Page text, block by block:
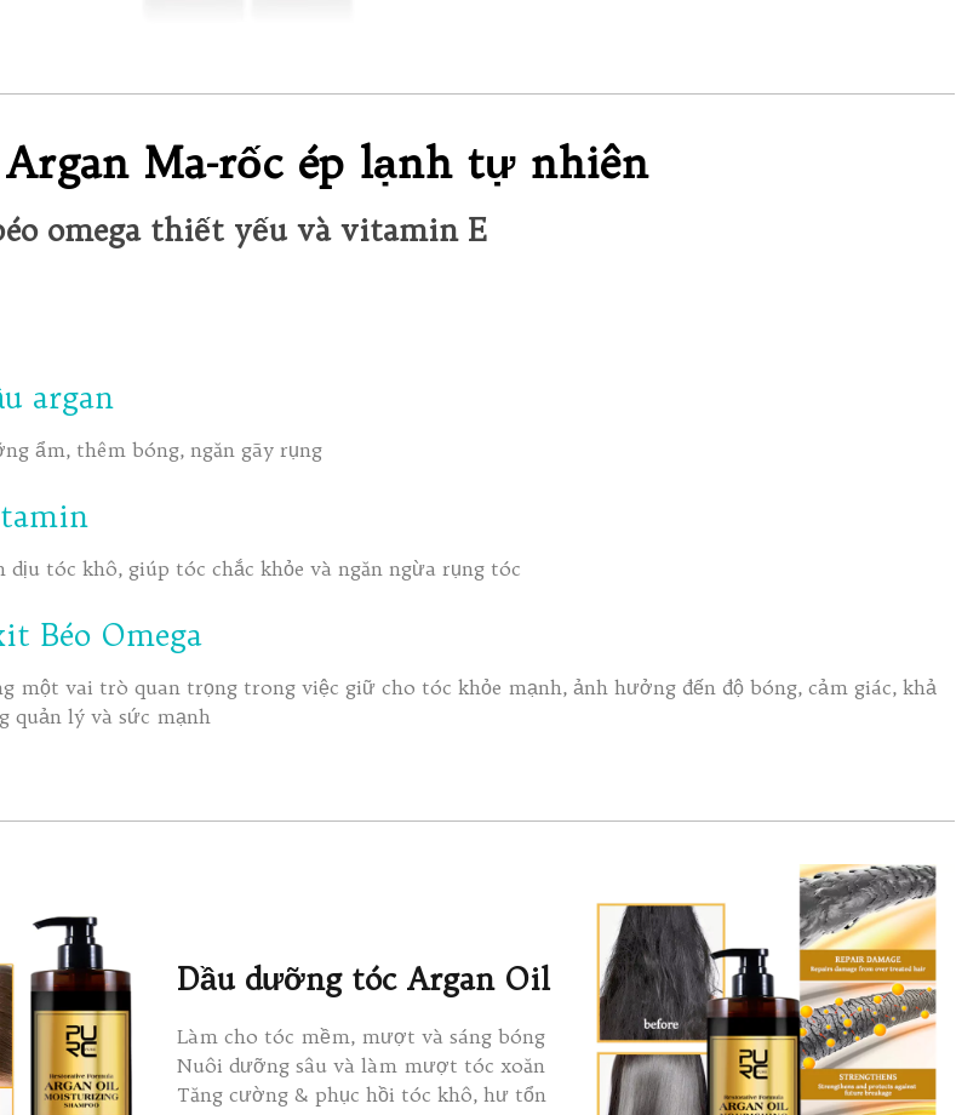
Ma-rốc ép lạnh tự nhiên
omega thiết yếu và vitamin E
argan
ẩm, thêm bóng, ngăn gãy rụng
dịu tóc khô, giúp tóc chắc khỏe và ngăn ngừa rụng tóc
Béo Omega
một vai trò quan trọng trong việc giữ cho tóc khỏe mạnh, ảnh hưởng đến độ bóng, cảm giác, khả
quản lý và sức mạnh
Dầu dưỡng tóc Argan Oil
Làm cho tóc mềm, mượt và sáng bóng
Nuôi dưỡng sâu và làm mượt tóc xoăn
Tăng cường & phục hồi tóc khô, hư tổn